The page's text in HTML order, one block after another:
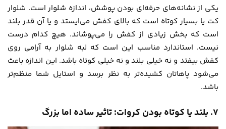
یکی از نشانه‌های حرفه‌ای بودن پوشش، اندازه شلوار است. شلوار
کت یا بسیار کوتاه است که بالای کفش می‌ایستد و یا آن قدر بلند
است که بخش زیادی از کفش را می‌پوشاند. هیچ‌ کدام درست
نیست. استاندارد مناسب این است که لبه شلوار به آرامی روی
کفش بیفتد و نه خیلی بلند و نه خیلی کوتاه باشد. این اندازه باعث
می‌شود پاهاتان کشیده‌تر به نظر برسد و استایل شما منظم‌تر
باشد.
۷. بلند یا کوتاه بودن کروات؛ تاثیر ساده اما بزرگ